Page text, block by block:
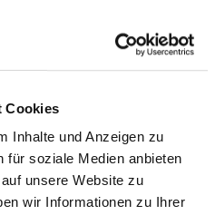
Cookies
Inhalte und Anzeigen zu
für soziale Medien anbieten
unsere Website zu
wir Informationen zu Ihrer
ERFÜLLUNGSGRAD
Orthopädie
Station 3